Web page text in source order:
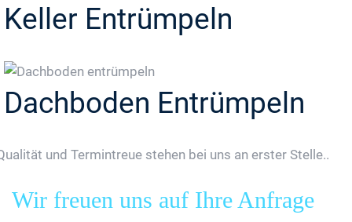
Keller Entrümpeln
Dachboden Entrümpeln
und Termintreue stehen bei uns an erster Stelle..
Wir freuen uns auf Ihre Anfrage